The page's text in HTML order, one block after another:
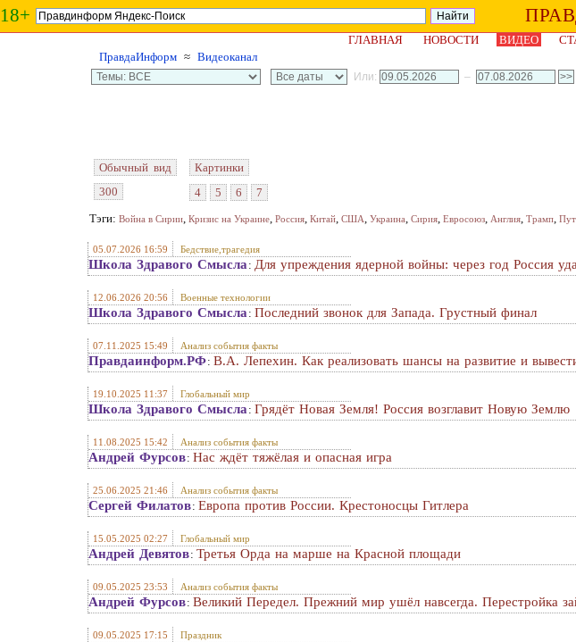
18+
ГЛАВНАЯ НОВОСТИ ВИДЕО
ПравдаИнформ ≈ Видеоканал
Или: –
Обычный вид
300
Картинки
4
5 6 7
Тэги: Война в Сирии, Кризис на Украине, Россия, Китай, США, Украина, Сирия, Евросоюз, Англия, Трамп,
05.07.2026 16:59 Бедствие,трагедия
Школа Здравого Смысла : Для упреждения ядерной войны: через год Россия
12.06.2026 20:56 Военные технологии
Школа Здравого Смысла : Последний звонок для Запада. Грустный финал
07.11.2025 15:49 Анализ события факты
Правдаинформ.РФ: В.А. Лепехин. Как реализовать шансы на развитие и
19.10.2025 11:37 Глобальный мир
Школа Здравого Смысла : Грядёт Новая Земля! Россия возглавит Новую Землю
11.08.2025 15:42 Анализ события факты
Андрей Фурсов: Нас ждёт тяжёлая и опасная игра
25.06.2025 21:46 Анализ события факты
Сергей Филатов: Европа против России. Крестоносцы Гитлера
15.05.2025 02:27 Глобальный мир
Андрей Девятов: Третья Орда на марше на Красной площади
09.05.2025 23:53 Анализ события факты
Андрей Фурсов: Великий Передел. Прежний мир ушёл навсегда. Перестройка
09.05.2025 17:15 Праздник